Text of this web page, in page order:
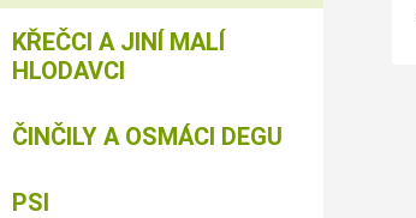
KŘEČCI A JINÍ MALÍ
HLODAVCI
ČINČILY A OSMÁCI DEGU
PSI